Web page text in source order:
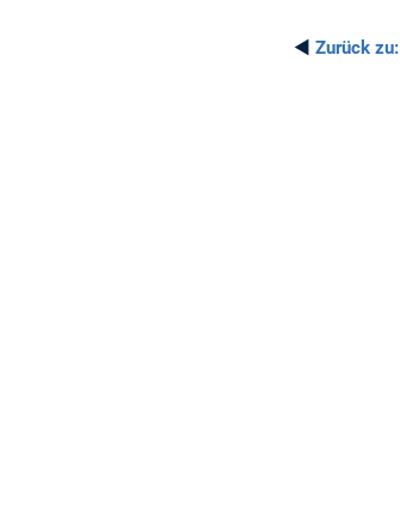
◄ Zurück zu: